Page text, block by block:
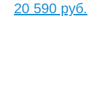
20 590 руб.